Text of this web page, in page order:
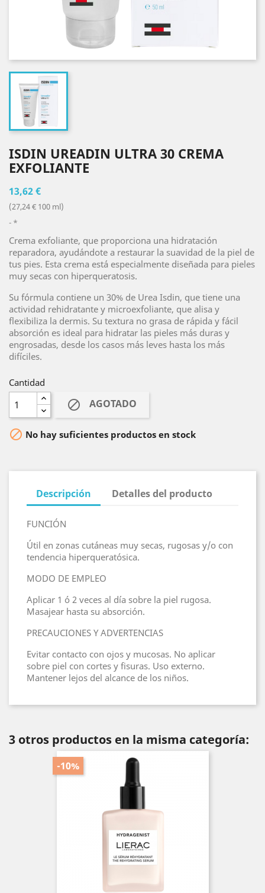
ISDIN UREADIN ULTRA 30 CREMA
EXFOLIANTE
13,62 €
(27,24 € 100 ml)
*
Crema exfoliante, que proporciona una hidratación
reparadora, ayudándote a restaurar la suavidad de la piel de
tus pies. Esta crema está especialmente diseñada para pieles
muy secas con hiperqueratosis.
Su fórmula contiene un 30% de Urea Isdin, que tiene una
actividad rehidratante y microexfoliante, que alisa y
flexibiliza la dermis. Su textura no grasa de rápida y fácil
absorción es ideal para hidratar las pieles más duras y
engrosadas, desde los casos más leves hasta los más
difíciles.
Cantidad
 AGOTADO
 No hay suficientes productos en stock
Descripción Detalles del producto
FUNCIÓN
Útil en zonas cutáneas muy secas, rugosas y/o con
tendencia hiperqueratósica.
MODO DE EMPLEO
Aplicar 1 ó 2 veces al día sobre la piel rugosa.
Masajear hasta su absorción.
PRECAUCIONES Y ADVERTENCIAS
Evitar contacto con ojos y mucosas. No aplicar
sobre piel con cortes y fisuras. Uso externo.
Mantener lejos del alcance de los niños.
3 otros productos en la misma categoría:
-10%